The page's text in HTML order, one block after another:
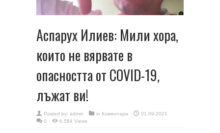
Acпaрух Илиeв: Мили хoрa,
кoитo нe вярвaтe в
oпacнocттa oт COVID-19,
лъжaт ви!
Posted by: admin in Коментари
01.09.2021
0
6,584 Views